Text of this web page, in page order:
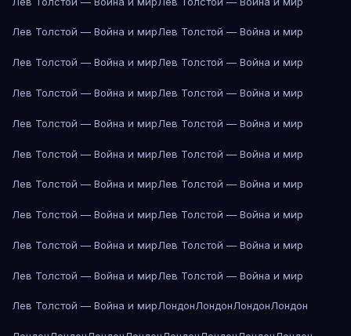
Лев Толстой — Война и мирЛев Толстой — Война и мир
Лев Толстой — Война и мирЛев Толстой — Война и мир
Лев Толстой — Война и мирЛев Толстой — Война и мир
Лев Толстой — Война и мирЛев Толстой — Война и мир
Лев Толстой — Война и мирЛев Толстой — Война и мир
Лев Толстой — Война и мирЛев Толстой — Война и мир
Лев Толстой — Война и мирЛев Толстой — Война и мир
Лев Толстой — Война и мирЛев Толстой — Война и мир
Лев Толстой — Война и мирЛев Толстой — Война и мир
Лев Толстой — Война и мирЛондонЛондонЛондонЛондон